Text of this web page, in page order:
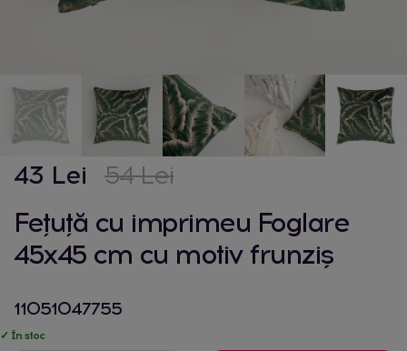
43 Lei 54 Lei
Fețuță cu imprimeu Foglare
45x45 cm cu motiv frunziș
11051047755
✓ În stoc